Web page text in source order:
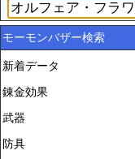
モーモンバザー検索
新着データ
錬金効果
武器
防具